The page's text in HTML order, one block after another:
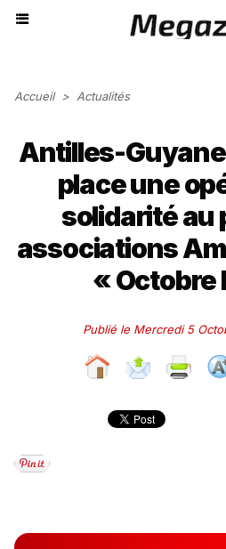
Accueil > Actualités
Antilles-Guyane
place une
solidarité au
associations
« Octobre
Publié le Mercredi 5